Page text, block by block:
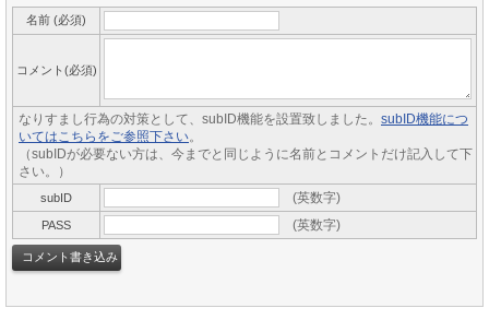
名前 (必須)
コメント(必須)
なりすまし行為の対策として、subID機能を設置致しました。 subID機能につ
いてはこちらをご参照下さい。
（subIDが必要ない方は、今までと同じように名前とコメントだけ記入して下
さい。）
subID (英数字)
PASS (英数字)